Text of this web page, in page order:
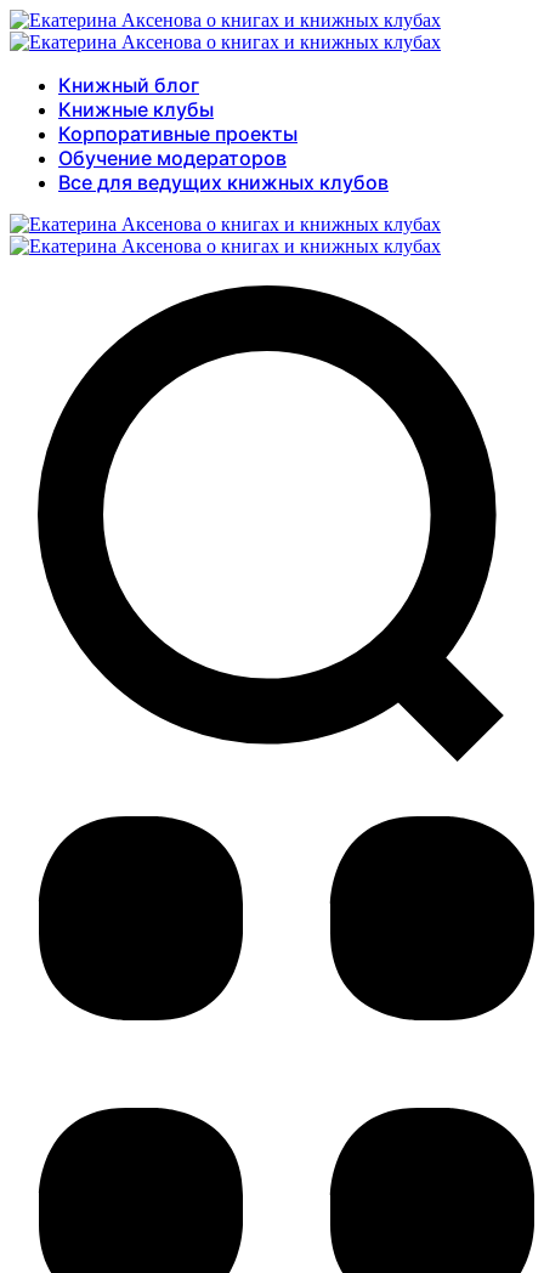
Книжный блог
Книжные клубы
Корпоративные проекты
Обучение модераторов
Все для ведущих книжных клубов